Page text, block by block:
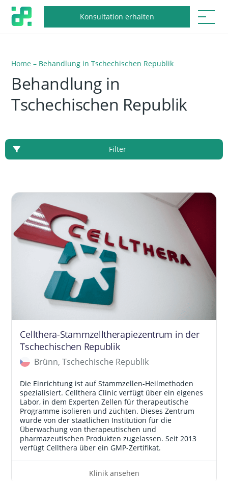
Konsultation erhalten
Home – Behandlung in Tschechischen Republik
Behandlung in
Tschechischen Republik
Filter
Cellthera-Stammzelltherapiezentrum in der
Tschechischen Republik
Brünn, Tschechische Republik
Die Einrichtung ist auf Stammzellen-Heilmethoden
spezialisiert. Cellthera Clinic verfügt über ein eigenes
Labor, in dem Experten Zellen für therapeutische
Programme isolieren und züchten. Dieses Zentrum
wurde von der staatlichen Institution für die
Überwachung von therapeutischen und
pharmazeutischen Produkten zugelassen. Seit 2013
verfügt Cellthera über ein GMP-Zertifikat.
Klinik ansehen